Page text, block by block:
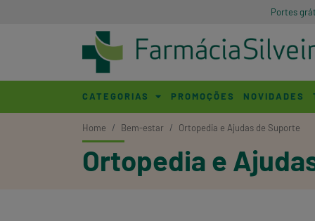
Portes
CATEGORIAS PROMOÇÕES NOVIDADES
Home Bem-estar Ortopedia e Ajudas de Suporte
Ortopedia e